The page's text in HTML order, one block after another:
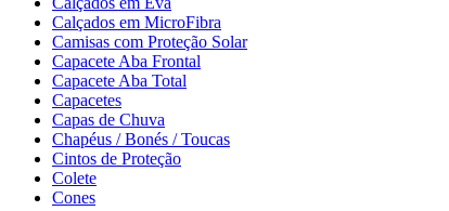
Calçados em MicroFibra
Camisas com Proteção Solar
Capacete Aba Frontal
Capacete Aba Total
Capacetes
Capas de Chuva
Chapéus / Bonés / Toucas
Cintos de Proteção
Colete
Cones